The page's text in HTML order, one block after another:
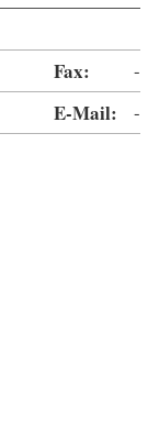
Fax: -
E-Mail: -